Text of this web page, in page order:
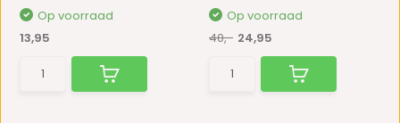
Op voorraad
13,95
Op voorraad
40,- 24,95